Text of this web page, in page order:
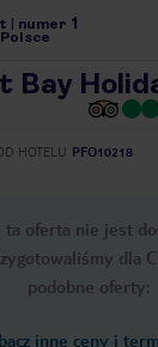
numer 1
Bay
HOTELU PFO10218
ta oferta nie jest
dla
podobne oferty:
inne ceny i